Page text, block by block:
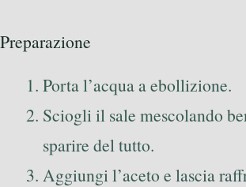
Preparazione
Porta l’acqua a ebollizione.
Sciogli il sale mescolando
sparire del tutto.
Aggiungi l’aceto e lascia